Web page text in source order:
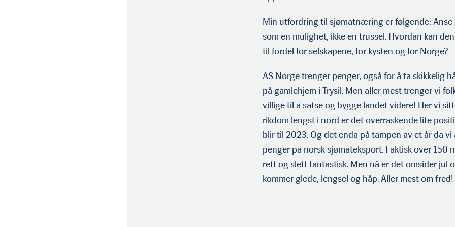
Min utfordring til sjømatnæring er følgende:
som en mulighet, ikke en trussel. Hvordan kan
til fordel for selskapene, for kysten og for Norge?
AS Norge trenger penger, også for å ta skikkelig
på gamlehjem i Trysil. Men aller mest trenger vi
villige til å satse og bygge landet videre! Her vi
rikdom lengst i nord er det overraskende lite
blir til 2023. Og det enda på tampen av et år da
penger på norsk sjømateksport. Faktisk over 150
rett og slett fantastisk. Men nå er det omsider jul
kommer glede, lengsel og håp. Aller mest om fred!